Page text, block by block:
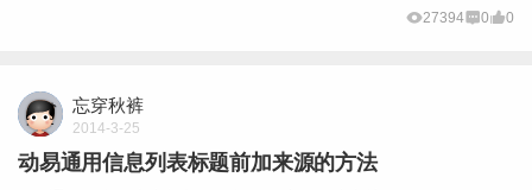
27394 0 0
忘穿秋裤
2014-3-25
动易通用信息列表标题前加来源的方法